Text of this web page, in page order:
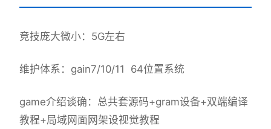
竞技庞大微小：5G左右
维护体系：gain7/10/11 64位置系统
game介绍谈确：总共套源码+gram设备+双端编译
教程+局域网面网架设视觉教程